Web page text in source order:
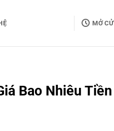
MỞ
Bao Nhiêu Tiền